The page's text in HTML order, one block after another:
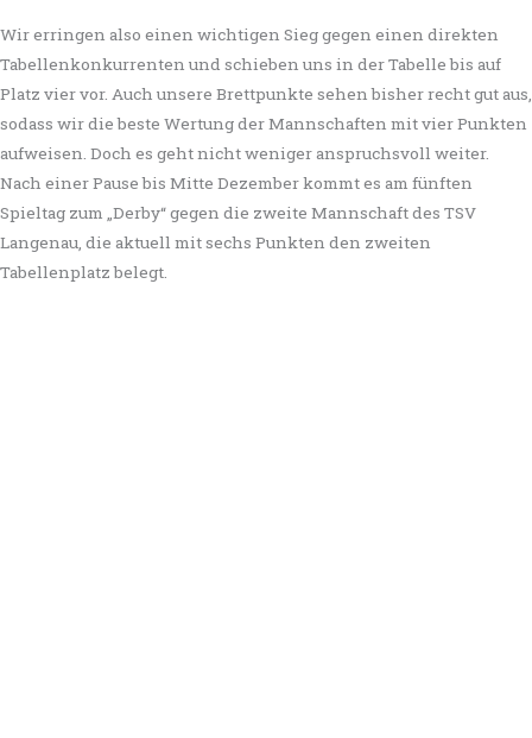
Wir erringen also einen wichtigen Sieg gegen einen direkten
Tabellenkonkurrenten und schieben uns in der Tabelle bis auf
Platz vier vor. Auch unsere Brettpunkte sehen bisher recht gut aus,
sodass wir die beste Wertung der Mannschaften mit vier Punkten
aufweisen. Doch es geht nicht weniger anspruchsvoll weiter.
Nach einer Pause bis Mitte Dezember kommt es am fünften
Spieltag zum „Derby“ gegen die zweite Mannschaft des TSV
Langenau, die aktuell mit sechs Punkten den zweiten
Tabellenplatz belegt.